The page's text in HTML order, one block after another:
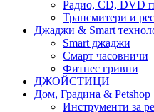
Радио, CD, DVD
Трансмитери и
Джаджи & Smart
Smart джаджи
Смарт часовничи
Фитнес гривни
ДЖОЙСТИЦИ
Дом, Градина & Petshop
Инструменти за